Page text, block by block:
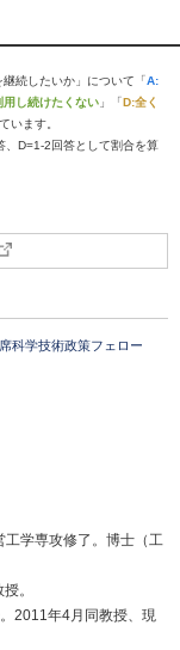
続したいか」について「A:
用し続けたくない 」「D:全く
います。
D=1-2回答として割合を算
科学技術政策フェロー
学専攻修了。博士（工
。
2011年4月同教授、現